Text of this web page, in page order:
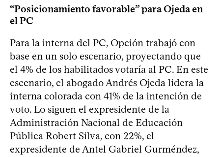
“Posicionamiento favorable” para Ojeda en
el PC
Para la interna del PC, Opción trabajó con
base en un solo escenario, proyectando que
el 4% de los habilitados votaría al PC. En este
escenario, el abogado Andrés Ojeda lidera la
interna colorada con 41% de la intención de
voto. Lo siguen el expresidente de la
Administración Nacional de Educación
Pública Robert Silva, con 22%, el
expresidente de Antel Gabriel Gurméndez,